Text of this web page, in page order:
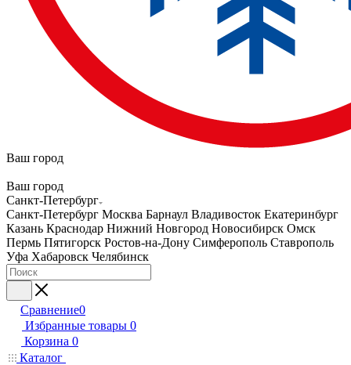
Ваш город
Ваш город
Санкт-Петербург
Санкт-Петербург Москва Барнаул Владивосток Екатеринбург
Казань Краснодар Нижний Новгород Новосибирск Омск
Пермь Пятигорск Ростов-на-Дону Симферополь Ставрополь
Уфа Хабаровск Челябинск
Сравнение0
Избранные товары 0
Корзина 0
Каталог